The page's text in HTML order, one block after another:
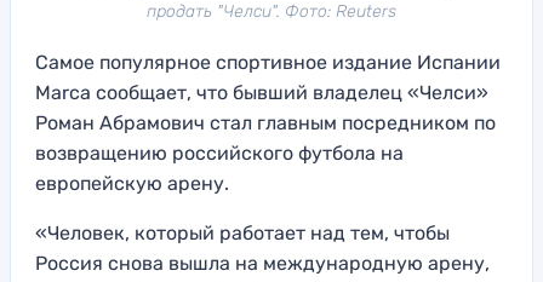
продать "Челси". Фото: Reuters
Самое популярное спортивное издание Испании
Marca сообщает, что бывший владелец «Челси»
Роман Абрамович стал главным посредником по
возвращению российского футбола на
европейскую арену.
«Человек, который работает над тем, чтобы
Россия снова вышла на международную арену,